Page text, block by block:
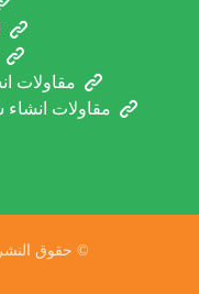
مقاولات
مقاولات
© حقوق النشر 2026. كل الحقوق